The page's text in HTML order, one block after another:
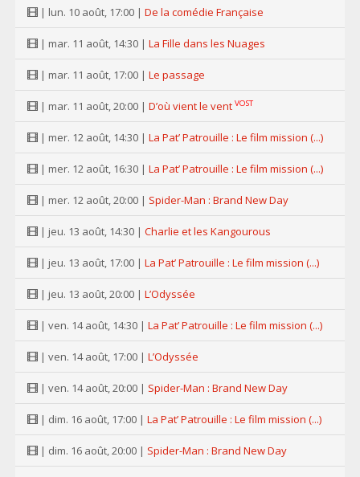
| lun. 10 août, 17:00 | De la comédie Française
| mar. 11 août, 14:30 | La Fille dans les Nuages
| mar. 11 août, 17:00 | Le passage
| mar. 11 août, 20:00 | D’où vient le vent VOST
| mer. 12 août, 14:30 | La Pat’ Patrouille : Le film mission (...)
| mer. 12 août, 16:30 | La Pat’ Patrouille : Le film mission (...)
| mer. 12 août, 20:00 | Spider-Man : Brand New Day
| jeu. 13 août, 14:30 | Charlie et les Kangourous
| jeu. 13 août, 17:00 | La Pat’ Patrouille : Le film mission (...)
| jeu. 13 août, 20:00 | L’Odyssée
| ven. 14 août, 14:30 | La Pat’ Patrouille : Le film mission (...)
| ven. 14 août, 17:00 | L’Odyssée
| ven. 14 août, 20:00 | Spider-Man : Brand New Day
| dim. 16 août, 17:00 | La Pat’ Patrouille : Le film mission (...)
| dim. 16 août, 20:00 | Spider-Man : Brand New Day